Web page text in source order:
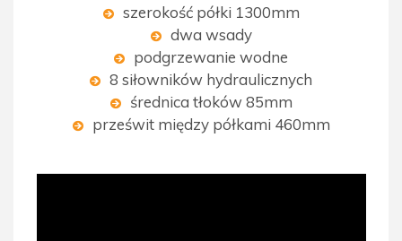
szerokość półki 1300mm
dwa wsady
podgrzewanie wodne
8 siłowników hydraulicznych
średnica tłoków 85mm
prześwit między półkami 460mm